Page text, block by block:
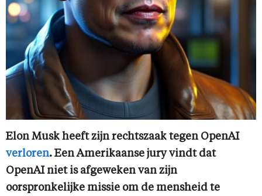
Elon Musk heeft zijn rechtszaak tegen OpenAI
verloren. Een Amerikaanse jury vindt dat
OpenAI niet is afgeweken van zijn
oorspronkelijke missie om de mensheid te